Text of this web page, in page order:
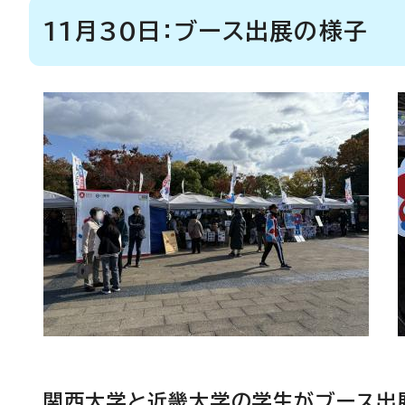
11月30日：ブース出展の様子